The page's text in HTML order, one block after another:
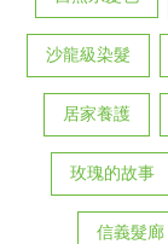
沙龍級染髮
居家養護
玫瑰的故事
信義髮廊